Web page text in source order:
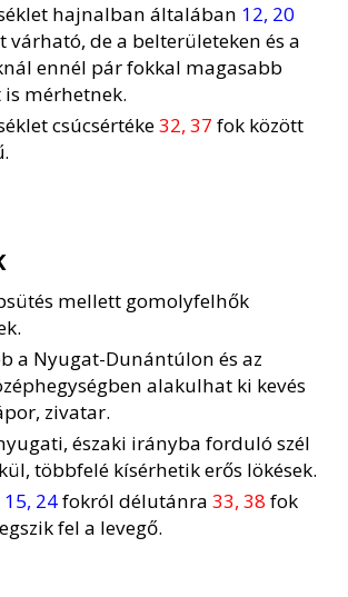
hajnalban általában 12, 20
várható, de a belterületeken és a
ennél pár fokkal magasabb
is mérhetnek.
csúcsértéke32, 37 fok között
mellett gomolyfelhők
a Nyugat-Dunántúlon és az
alakulhat ki kevés
zivatar.
északi irányba forduló szél
többfelé kísérhetik erős lökések.
15, 24fokról délutánra 33, 38 fok
fel a levegő.